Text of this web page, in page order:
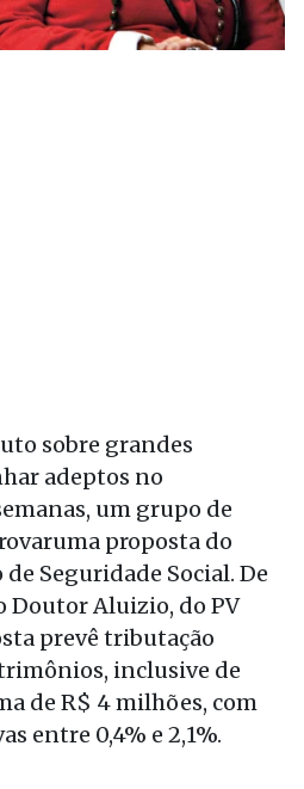
sobre grandes
adeptos no
um grupo de
proposta do
Seguridade Social. De
Doutor Aluizio, do PV
prevê tributação
inclusive de
de R$ 4 milhões, com
entre 0,4% e 2,1%.